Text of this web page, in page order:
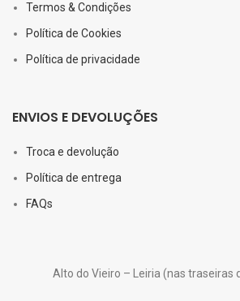
Termos & Condições
Política de Cookies
Política de privacidade
ENVIOS E DEVOLUÇÕES
Troca e devolução
Política de entrega
FAQs
Alto do Vieiro – Leiria (nas traseiras